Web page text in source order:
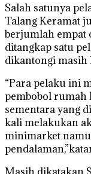
Salah satunya
Talang Keramat
berjumlah empat
ditangkap satu
dikantongi masih
“Para pelaku ini
pembobol rumah
sementara yang
kali melakukan
minimarket